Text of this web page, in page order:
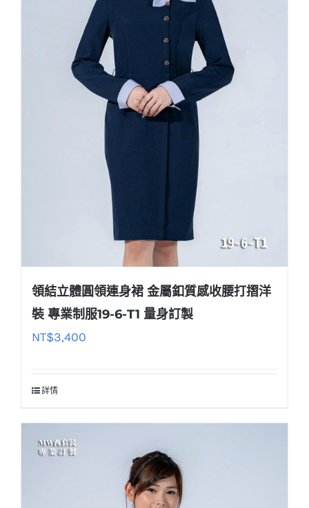
領結立體圓領連身裙 金屬釦質感收腰打摺洋
裝 專業制服19-6-T1 量身訂製
NT$3,400
詳情